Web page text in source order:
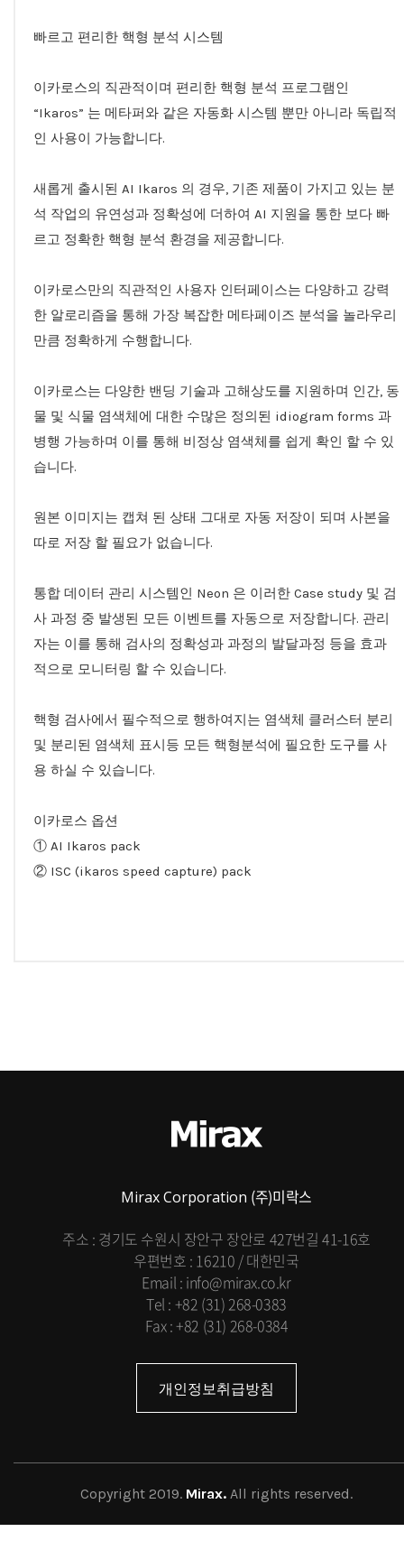
빠르고 편리한 핵형 분석 시스템
이카로스의 직관적이며 편리한 핵형 분석 프로그램인
“Ikaros” 는 메타퍼와 같은 자동화 시스템 뿐만 아니라 독립적
인 사용이 가능합니다.
새롭게 출시된 AI Ikaros 의 경우, 기존 제품이 가지고 있는 분
석 작업의 유연성과 정확성에 더하여 AI 지원을 통한 보다 빠
르고 정확한 핵형 분석 환경을 제공합니다.
이카로스만의 직관적인 사용자 인터페이스는 다양하고 강력
한 알로리즘을 통해 가장 복잡한 메타페이즈 분석을 놀라우리
만큼 정확하게 수행합니다.
이카로스는 다양한 밴딩 기술과 고해상도를 지원하며 인간, 동
물 및 식물 염색체에 대한 수많은 정의된 idiogram forms 과
병행 가능하며 이를 통해 비정상 염색체를 쉽게 확인 할 수 있
습니다.
원본 이미지는 캡쳐 된 상태 그대로 자동 저장이 되며 사본을
따로 저장 할 필요가 없습니다.
통합 데이터 관리 시스템인 Neon 은 이러한 Case study 및 검
사 과정 중 발생된 모든 이벤트를 자동으로 저장합니다. 관리
자는 이를 통해 검사의 정확성과 과정의 발달과정 등을 효과
적으로 모니터링 할 수 있습니다.
핵형 검사에서 필수적으로 행하여지는 염색체 클러스터 분리
및 분리된 염색체 표시등 모든 핵형분석에 필요한 도구를 사
용 하실 수 있습니다.
이카로스 옵션
① AI Ikaros pack
② ISC (ikaros speed capture) pack
Mirax Corporation (주)미락스
주소 : 경기도 수원시 장안구 장안로 427번길 41-16호
우편번호 : 16210 / 대한민국
Email : info@mirax.co.kr
Tel : +82 (31) 268-0383
Fax : +82 (31) 268-0384
개인정보취급방침
Copyright 2019. Mirax. All rights reserved.